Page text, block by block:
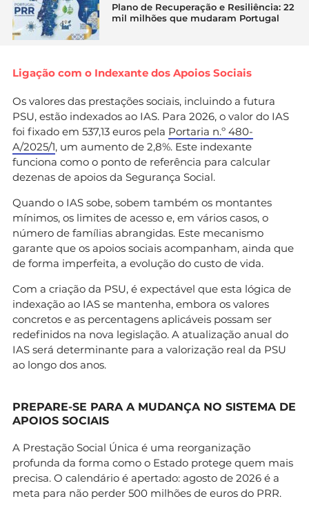
Plano de Recuperação e Resiliência: 22
mil milhões que mudaram Portugal
Ligação com o Indexante dos Apoios Sociais
Os valores das prestações sociais, incluindo a futura
PSU, estão indexados ao IAS. Para 2026, o valor do IAS
foi fixado em 537,13 euros pela Portaria n.º 480-
A/2025/1, um aumento de 2,8%. Este indexante
funciona como o ponto de referência para calcular
dezenas de apoios da Segurança Social.
Quando o IAS sobe, sobem também os montantes
mínimos, os limites de acesso e, em vários casos, o
número de famílias abrangidas. Este mecanismo
garante que os apoios sociais acompanham, ainda que
de forma imperfeita, a evolução do custo de vida.
Com a criação da PSU, é expectável que esta lógica de
indexação ao IAS se mantenha, embora os valores
concretos e as percentagens aplicáveis possam ser
redefinidos na nova legislação. A atualização anual do
IAS será determinante para a valorização real da PSU
ao longo dos anos.
PREPARE-SE PARA A MUDANÇA NO SISTEMA DE
APOIOS SOCIAIS
A Prestação Social Única é uma reorganização
profunda da forma como o Estado protege quem mais
precisa. O calendário é apertado: agosto de 2026 é a
meta para não perder 500 milhões de euros do PRR.